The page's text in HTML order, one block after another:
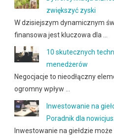
zwiększyć zyski
W dzisiejszym dynamicznym
finansowa jest kluczowa dla …
10 skutecznych
menedżerów
Negocjacje to nieodłączny
ogromny wpływ …
Inwestowanie na
Poradnik dla
Inwestowanie na giełdzie